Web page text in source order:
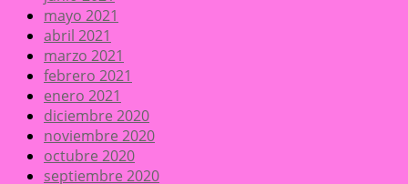
mayo 2021
abril 2021
marzo 2021
febrero 2021
enero 2021
diciembre 2020
noviembre 2020
octubre 2020
septiembre 2020